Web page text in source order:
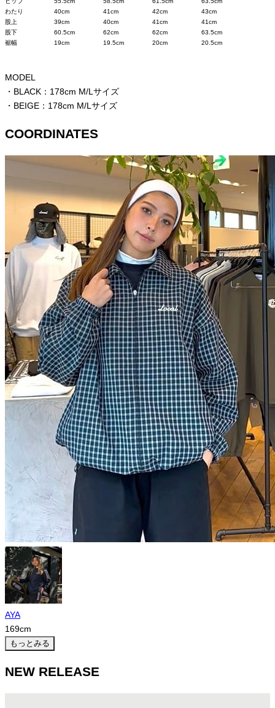
わたり
40cm 41cm 42cm
43cm
股上
39cm 40cm 41cm
41cm
股下
60.5cm 62cm 62cm
63.5cm
裾幅
19cm 19.5cm 20cm 20.5cm
MODEL
・BLACK：178cm M/Lサイズ
・BEIGE：178cm M/Lサイズ
COORDINATES
AYA
169cm
もっとみる
NEW RELEASE